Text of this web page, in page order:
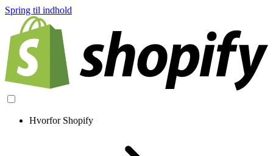
Spring til indhold
Hvorfor Shopify